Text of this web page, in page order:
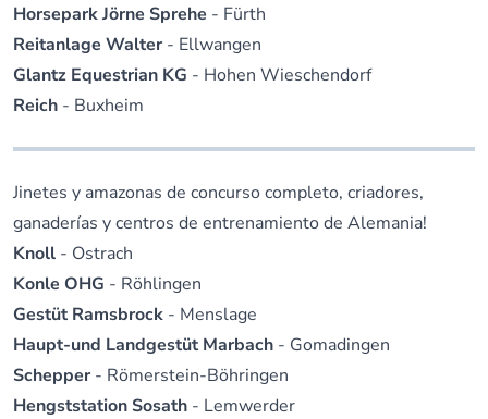
Horsepark Jörne Sprehe - Fürth
Reitanlage Walter - Ellwangen
Glantz Equestrian KG - Hohen Wieschendorf
Reich - Buxheim
Jinetes y amazonas de concurso completo, criadores,
ganaderías y centros de entrenamiento de Alemania!
Knoll - Ostrach
Konle OHG - Röhlingen
Gestüt Ramsbrock - Menslage
Haupt-und Landgestüt Marbach - Gomadingen
Schepper - Römerstein-Böhringen
Hengststation Sosath - Lemwerder